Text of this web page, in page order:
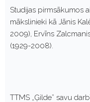
Studijas pirmsākumos
mākslinieki kā Jānis
2009), Ervīns
(1929-2008).
TTMS „Ģilde” savu